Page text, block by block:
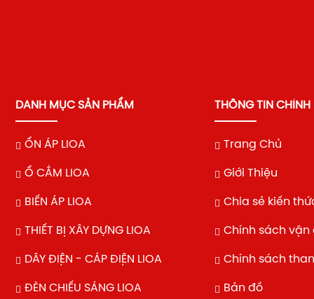
DANH MỤC SẢN PHẨM
ỔN ÁP LIOA
Ổ CẮM LIOA
BIẾN ÁP LIOA
THIẾT BỊ XÂY DỰNG LIOA
DÂY ĐIỆN - CÁP ĐIỆN LIOA
ĐÈN CHIẾU SÁNG LIOA
THÔNG TIN CHÍNH
Trang Chủ
Giới Thiệu
Chia sẻ kiến
Chính sách vận
Chính sách
Bản đồ